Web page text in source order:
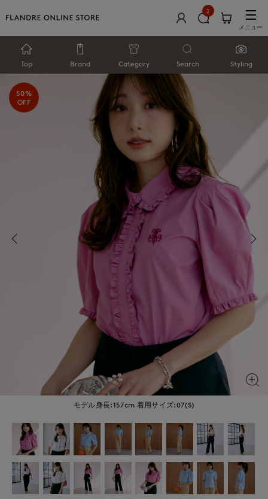
2
メニュー
Top Brand Category Search Styling
モデル身長:157cm 着用サイズ:07(S)
50%
OFF